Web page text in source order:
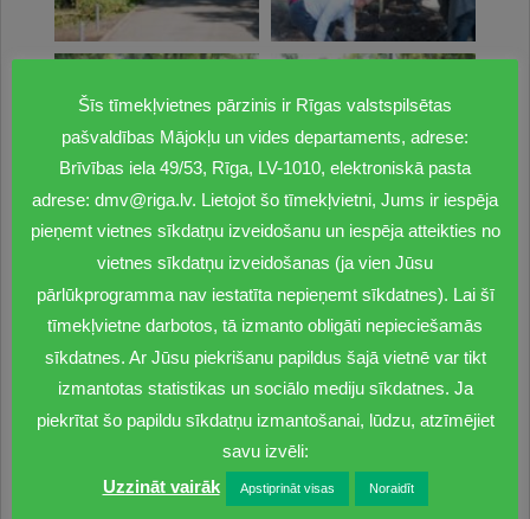
Šīs tīmekļvietnes pārzinis ir Rīgas valstspilsētas
pašvaldības Mājokļu un vides departaments, adrese:
Brīvības iela 49/53, Rīga, LV-1010, elektroniskā pasta
adrese: dmv@riga.lv. Lietojot šo tīmekļvietni, Jums ir iespēja
pieņemt vietnes sīkdatņu izveidošanu un iespēja atteikties no
vietnes sīkdatņu izveidošanas (ja vien Jūsu
pārlūkprogramma nav iestatīta nepieņemt sīkdatnes). Lai šī
tīmekļvietne darbotos, tā izmanto obligāti nepieciešamās
sīkdatnes. Ar Jūsu piekrišanu papildus šajā vietnē var tikt
izmantotas statistikas un sociālo mediju sīkdatnes. Ja
piekrītat šo papildu sīkdatņu izmantošanai, lūdzu, atzīmējiet
savu izvēli:
Uzzināt vairāk
Apstiprināt visas Noraidīt